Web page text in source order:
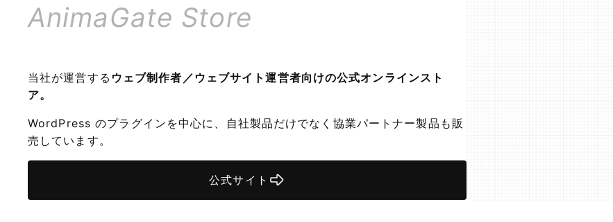
AnimaGate Store
当社が運営する ウェブ制作者／ウェブサイト運営者向けの公式オンラインスト
ア。
WordPress のプラグインを中心に、自社製品だけでなく協業パートナー製品も販
売しています。
公式サイト